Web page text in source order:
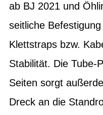
ab BJ 2021 und
seitliche
Klettstraps bzw.
Stabilität. Die Tube-
Seiten sorgt
Dreck an die